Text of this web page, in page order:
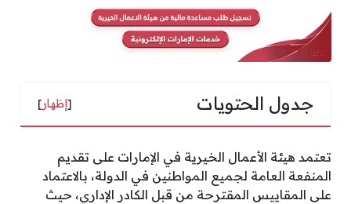
جدول الحتويات [إظهار]
تعتمد هيئة الأعمال الخيرية في الإمارات على تقديم
المنفعة العامة لجميع المواطنين في الدولة، بالاعتماد
على المقاييس المقترحة من قبل الكادر الإداري، حيث